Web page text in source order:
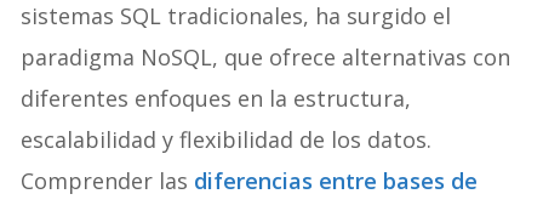
sistemas SQL tradicionales, ha surgido el
paradigma NoSQL, que ofrece alternativas con
diferentes enfoques en la estructura,
escalabilidad y flexibilidad de los datos.
Comprender las diferencias entre bases de